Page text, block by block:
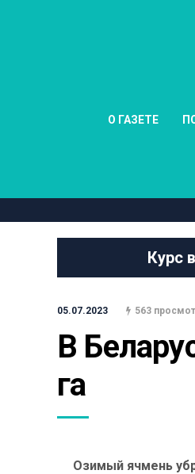
О ГАЗЕТЕ
Курс
05.07.2023 563
В
га
Озимый ячмень